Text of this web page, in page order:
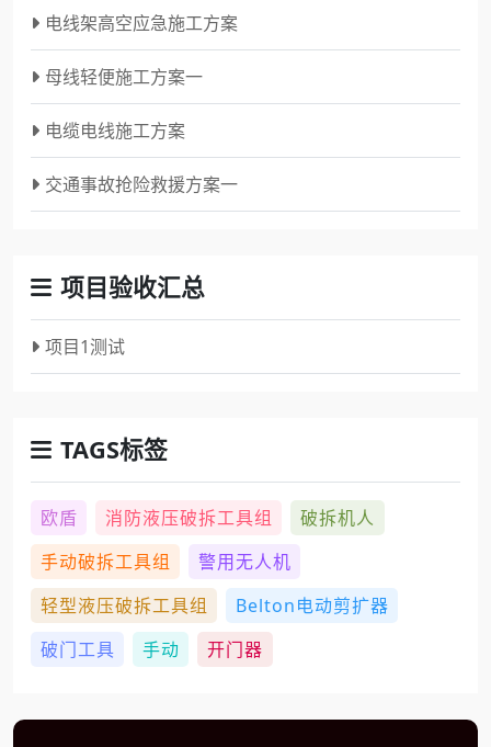
电线架高空应急施工方案
母线轻便施工方案一
电缆电线施工方案
交通事故抢险救援方案一
项目验收汇总
项目1测试
TAGS标签
欧盾 消防液压破拆工具组
破拆机人
手动破拆工具组
警用无人机
轻型液压破拆工具组
Belton电动剪扩器
破门工具
手动 开门器